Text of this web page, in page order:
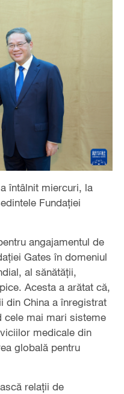
întâlnit miercuri, la
Fundației
angajamentul de
Gates în domeniul
al sănătății,
Acesta a arătat că,
din China a înregistrat
cele mai mari sisteme
medicale din
globală pentru
relații de